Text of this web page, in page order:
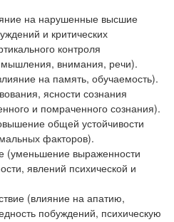
на нарушенные высшие
и критических
контроля
мышления, внимания, речи).
на память, обучаемость).
ясности сознания
и помраченного сознания).
общей устойчивости
факторов).
(уменьшение выраженности
явлений психической и
(влияние на апатию,
побуждений, психическую